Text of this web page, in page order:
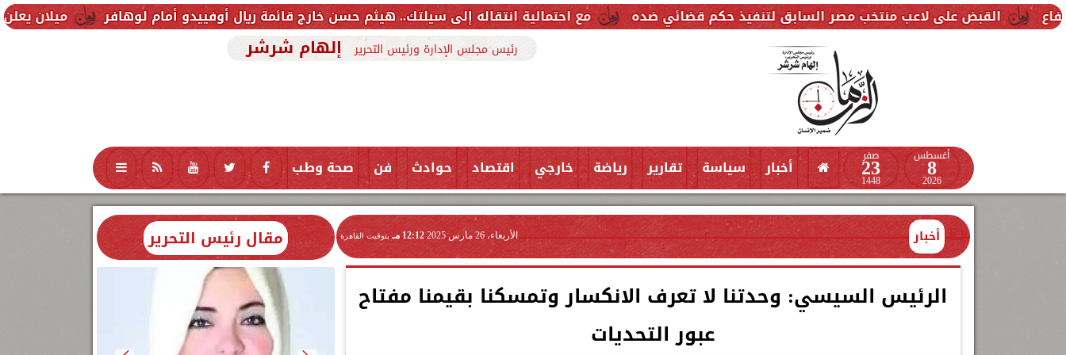
ميلان يعلن فسخ عقد مع احتمالية انتقاله إلى سيلتك.. هيثم حسن خارج قائمة ريال أوفييدو أمام لوهافر على لاعب منتخب مصر السابق لتنفيذ حكم قضائي ضده
رئيس مجلس الإدارة ورئيس التحرير إلهام شرشر
أغسطس
8
2026
صفر
23
1448
أخبار سياسة تقارير رياضة خارجي اقتصاد حوادث فن صحة وطب تكنولوجيا منوعات محافظات
أخبار الأربعاء، 26 مارس 2025 12:12 مـ بتوقيت القاهرة
الرئيس السيسي: وحدتنا لا تعرف الانكسار وتمسكنا بقيمنا مفتاح
عبور التحديات
مقال رئيس التحرير